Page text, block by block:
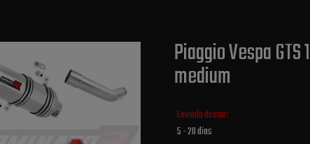
Piaggio Vespa
medium
Enviado dentro:
5 - 20 dias